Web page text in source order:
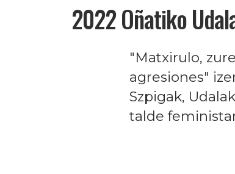
2022 Oñatiko
"Matxirulo,
agresiones"
Szpigak,
talde